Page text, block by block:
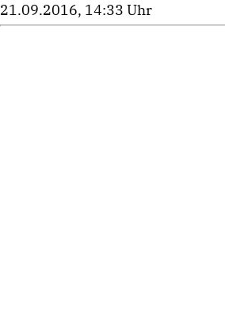
21.09.2016, 14:33 Uhr